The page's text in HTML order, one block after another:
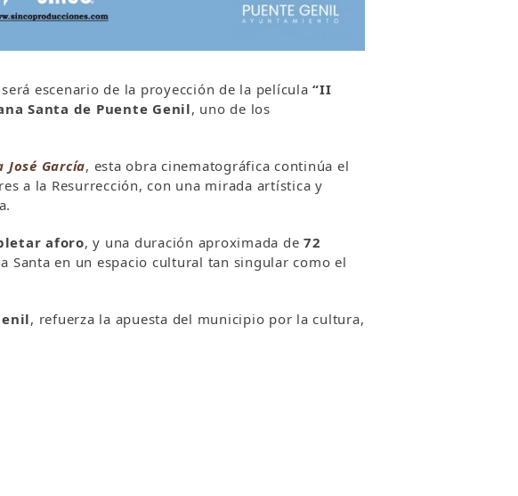
será escenario de la proyección de la película“II
Santa de Puente Genil, uno de los
José García, esta obra cinematográfica continúa el
a la Resurrección, con una mirada artística y
aforo, y una duración aproximada de 72
Santa en un espacio cultural tan singular como el
, refuerza la apuesta del municipio por la cultura,